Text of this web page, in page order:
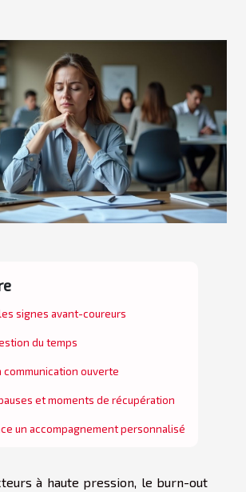
signes avant-coureurs
du temps
communication ouverte
et moments de récupération
un accompagnement personnalisé
à haute pression, le burn-out